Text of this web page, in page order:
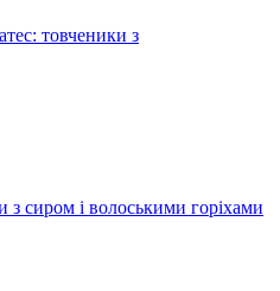
товченики з
з сиром і волоськими горіхами